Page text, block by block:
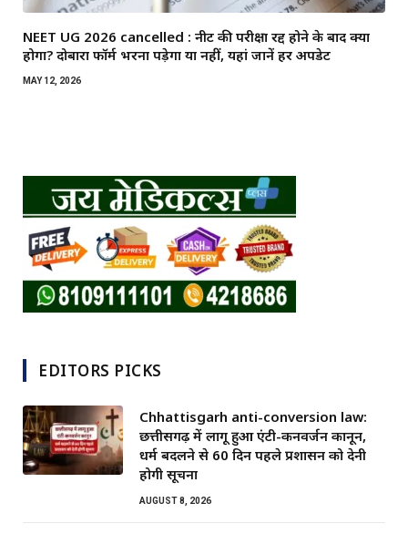
NEET UG 2026 cancelled : नीट की परीक्षा रद्द होने के बाद क्या
होगा? दोबारा फॉर्म भरना पड़ेगा या नहीं, यहां जानें हर अपडेट
MAY 12, 2026
EDITORS PICKS
Chhattisgarh anti-conversion law:
छत्तीसगढ़ में लागू हुआ एंटी-कनवर्जन कानून,
धर्म बदलने से 60 दिन पहले प्रशासन को देनी
होगी सूचना
AUGUST 8, 2026